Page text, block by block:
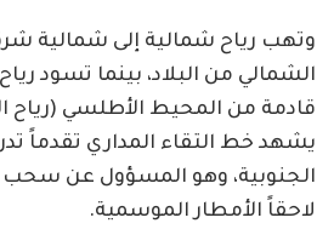
وتهب رياح شمالية إلى شمالية
الشمالي من البلاد، بينما تسود
قادمة من المحيط الأطلسي (رياح
يشهد خط التقاء المداري تقدماً
الجنوبية، وهو المسؤول عن سحب
لاحقاً الأمطار الموسمية.